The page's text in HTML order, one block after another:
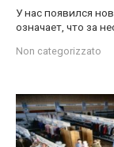
У нас появился
означает, что за
Non categorizzato